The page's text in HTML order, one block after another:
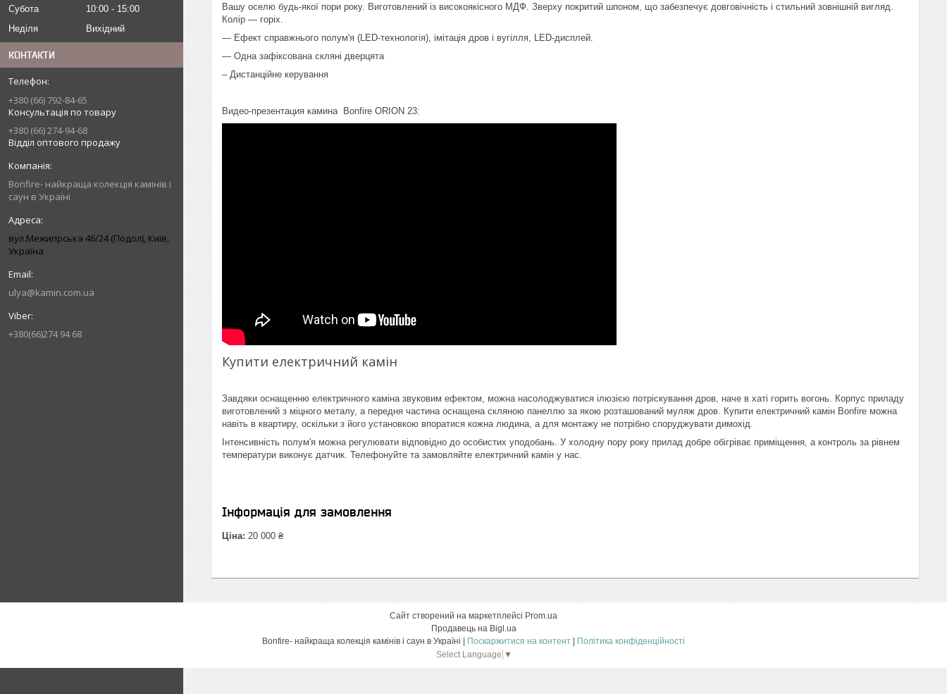
Субота
10:00
15:00
Неділя
Вихідний
КОНТАКТИ
+380 (66) 792-84-65
Консультація по товару
+380 (66) 274-94-68
Відділ оптового продажу
Bonfire- найкраща колекція камінів і
саун в Україні
вул.Межигірська 46/24 (Подол), Київ,
Україна
ulya@kamin.com.ua
+380(66)274 94 68
Вашу оселю будь-якої пори року. Виготовлений із високоякісного МДФ. Зверху покритий шпоном, що забезпечує довговічність і стильний зовнішній вигляд.
Колір — горіх.
— Ефект справжнього полум'я (LED-технологія), імітація дров і вугілля, LED-дисплей.
— Одна зафіксована скляні дверцята
– Дистанційне керування
Видео-презентация камина Bonfire ORION 23:
Купити електричний камін
Завдяки оснащенню електричного каміна звуковим ефектом, можна насолоджуватися ілюзією потріскування дров, наче в хаті горить вогонь. Корпус приладу
виготовлений з міцного металу, а передня частина оснащена скляною панеллю за якою розташований муляж дров. Купити електричний камін Bonfire можна
навіть в квартиру, оскільки з його установкою впоратися кожна людина, а для монтажу не потрібно споруджувати димохід.
Інтенсивність полум'я можна регулювати відповідно до особистих уподобань. У холодну пору року прилад добре обігріває приміщення, а контроль за рівнем
температури виконує датчик. Телефонуйте та замовляйте електричний камін у нас.
Інформація для замовлення
Ціна: 20 000 ₴
Сайт створений на маркетплейсі Prom.ua
Продавець на Bigl.ua
Поскаржитися на контент
Політика конфіденційності
Select Language ▼